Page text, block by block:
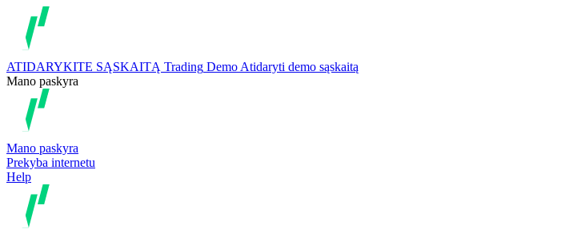
ATIDARYKITE SĄSKAITĄ Trading Demo Atidaryti demo sąskaitą
Mano paskyra
Mano paskyra
Prekyba internetu
Help